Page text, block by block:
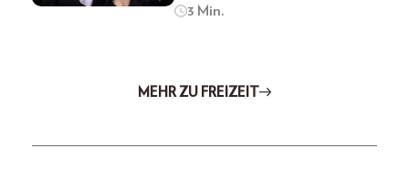
3 Min.
MEHR ZU FREIZEIT